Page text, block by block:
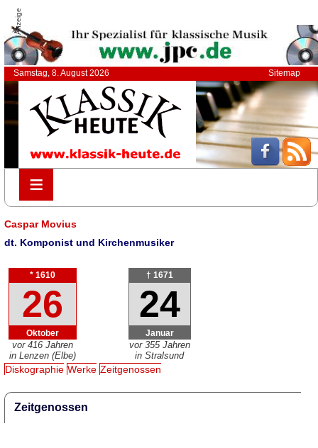
Anzeige
Samstag, 8. August 2026 Sitemap
≡
≡
Caspar Movius
dt. Komponist und Kirchenmusiker
* 1610
26
Oktober
vor 416 Jahren
in Lenzen (Elbe)
† 1671
24
Januar
vor 355 Jahren
in Stralsund
Diskographie Werke Zeitgenossen
Zeitgenossen